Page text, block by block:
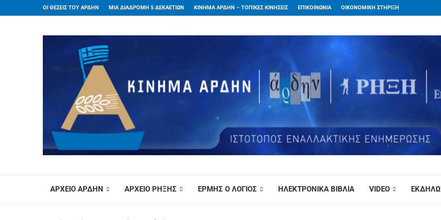
ΟΙ ΘΕΣΕΙΣ ΤΟΥ ΑΡΔΗΝ ΜΙΑ ΔΙΑΔΡΟΜΗ 5 ΔΕΚΑΕΤΙΩΝ ΚΙΝΗΜΑ ΑΡΔΗΝ – ΤΟΠΙΚΕΣ ΚΙΝΗΣΕΙΣ ΕΠΙΚΟΙΝΩΝΙΑ ΟΙΚΟΝΟΜΙΚΗ ΣΤΗΡΙΞΗ
ΑΡΧΕΙΟ ΑΡΔΗΝ ΑΡΧΕΙΟ ΡΗΞΗΣ ΕΡΜΗΣ Ο ΛΟΓΙΟΣ ΗΛΕΚΤΡΟΝΙΚΑ ΒΙΒΛΙΑ VIDEO